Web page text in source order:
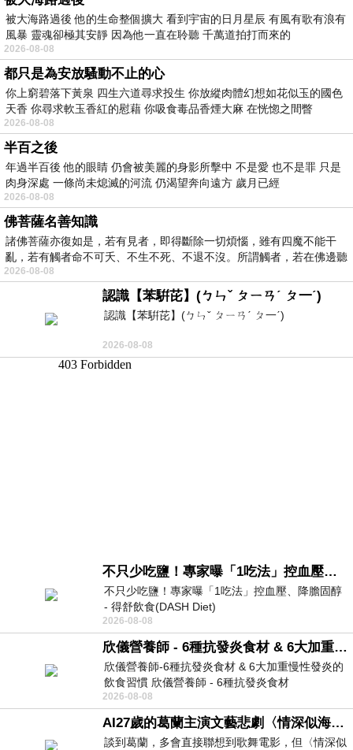
被大海路過後 他的生命整個擴大 看到宇宙的日月星辰 有風有歌有浪有
風暴 靈魂卻極其安靜 因為他一直在聆聽 千萬道拍打而來的
2026-08-08
都只是為安放騷動不止的心
你上窮碧落下黃泉 四生六道尋求投生 你放縱肉體幻想如花似玉的國色
天香 你尋求軟玉香紅的慰藉 你吸食毒品香煙大麻 在恍惚之間瞥
2026-08-08
半百之後
年過半百後 他的眼睛 仍會被美麗的身影所擊中 不是愛 也不是罪 只是
肉身深處 一條尚未熄滅的河流 仍渴望奔向遠方 歲月已經
2026-08-08
佛菩薩名善知識
諸佛菩薩亦復如是，若有見者，即得斷除一切煩惱，雖有四魔不能干
亂，若有觸者命不可夭、不生不死、不退不沒。所謂觸者，若在佛邊聽
受
2026-08-08
認識【苯騈芘】(ㄅㄣˇ ㄆㄧㄢˊ ㄆ一ˊ)
認識【苯騈芘】(ㄅㄣˇ ㄆㄧㄢˊ ㄆ一ˊ)
2026-08-08
不只少吃鹽！專家曝「1吃法」控血壓、降膽固醇 - 得舒飲食(DASH Diet)
不只少吃鹽！專家曝「1吃法」控血壓、降膽固醇
- 得舒飲食(DASH Diet)
https://www.facebook.com/dietitiansophia/
posts/157966
2026-08-08
欣儀營養師 - 6種抗發炎食材 & 6大加重慢性發炎的飲食習慣
欣儀營養師-6種抗發炎食材 & 6大加重慢性發炎的
飲食習慣 欣儀營養師 - 6種抗發炎食材
https://www.facebook.com/photo/?fbid=147
2026-08-08
AI27歲的葛蘭主演文藝悲劇〈情深似海〉 #戀上老電影 #葛蘭 #粟子
談到葛蘭，多會直接聯想到歌舞電影，但〈情深似